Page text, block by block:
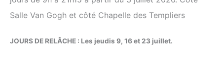
Salle Van Gogh et côté Chapelle des Templiers
JOURS DE RELÂCHE : Les jeudis 9, 16 et 23 juillet.